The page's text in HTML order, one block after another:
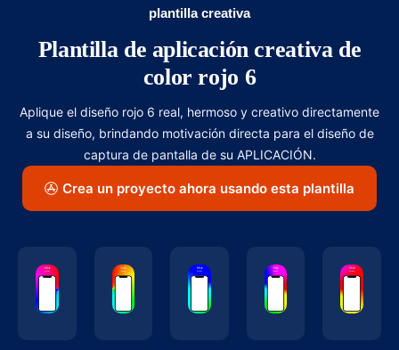
plantilla creativa
Plantilla de aplicación creativa de
color rojo 6
Aplique el diseño rojo 6 real, hermoso y creativo directamente
a su diseño, brindando motivación directa para el diseño de
captura de pantalla de su APLICACIÓN.
Crea un proyecto ahora usando esta plantilla